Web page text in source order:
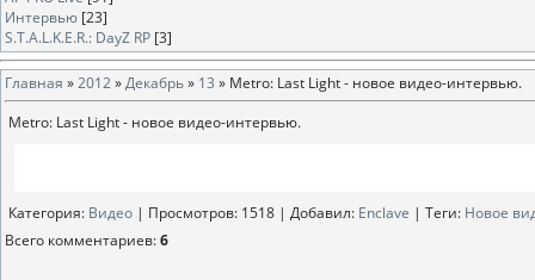
Интервью [23]
S.T.A.L.K.E.R.: DayZ RP [3]
Главная »2012»Декабрь» 13 » Metro: Last Light - новое видео-интервью.
Metro: Last Light - новое видео-интервью.
Категория: Видео | Просмотров: 1518 | Добавил: Enclave | Теги: Новое
Всего комментариев:6